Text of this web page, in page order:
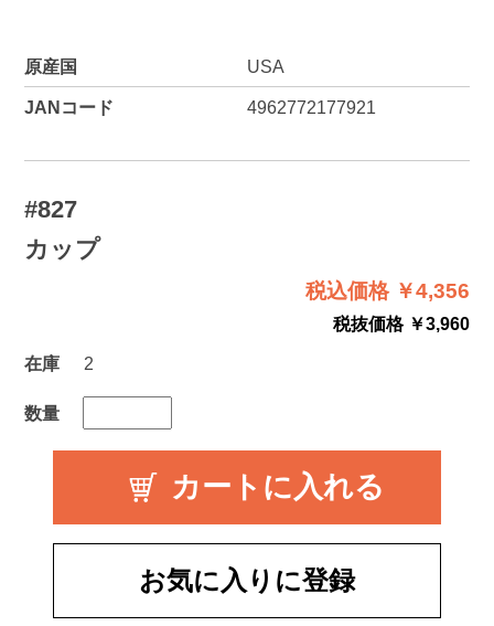
原産国 USA
JANコード 4962772177921
#827
カップ
税込価格 ￥4,356
税抜価格 ￥3,960
在庫
2
数量
お気に入りに登録